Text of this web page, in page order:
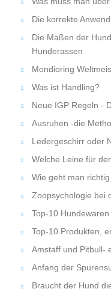
Die korrekte
Die Maßen der
Hunderassen
Mondioring
Was ist Handling?
Neue IGP Regeln -
Ausruhen -die
Ledergeschirr oder
Welche Leine für
Wie geht man
Zoopsychologie bei
Top-10
Top-10 Produkten,
Amstaff und Pitbull-
Anfang der
Braucht der Hund